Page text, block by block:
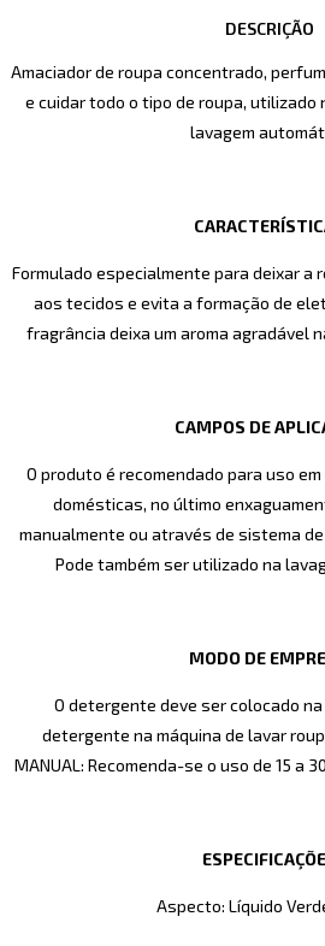
DESCRIÇÃO
Amaciador de roupa concentrado,
e cuidar todo o tipo de roupa, utilizado
lavagem
Formulado especialmente para deixar a
aos tecidos e evita a formação de
fragrância deixa um aroma agradável
CAMPOS DE
O produto é recomendado para uso
domésticas, no último
manualmente ou através de sistema
Pode também ser utilizado na
MODO DE
O detergente deve ser colocado
detergente na máquina de lavar
MANUAL: Recomenda-se o uso de 15 a
Aspecto: Líquido